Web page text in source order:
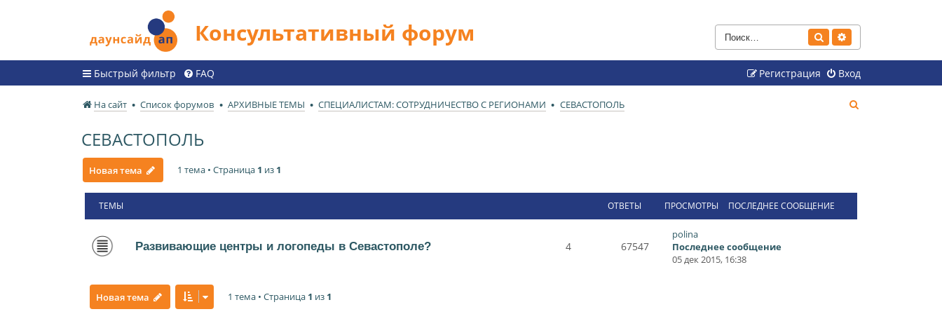
Консультативный форум Поиск
Быстрый фильтр FAQ Вход
Регистрация
На сайт Список форумов АРХИВНЫЕ ТЕМЫ СПЕЦИАЛИСТАМ: СОТРУДНИЧЕСТВО С РЕГИОНАМИ СЕВАСТОПОЛЬ
СЕВАСТОПОЛЬ
Новая тема 1 тема • Страница 1 из 1
ТЕМЫ ОТВЕТЫ ПРОСМОТРЫ ПОСЛЕДНЕЕ СООБЩЕНИЕ
Развивающие центры и логопеды в Севастополе? 4 67547
polina
Последнее сообщение
05 дек 2015, 16:38
Новая тема 1 тема • Страница 1 из 1